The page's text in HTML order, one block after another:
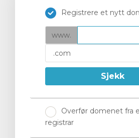
Registrere et nytt
www.
Sjekk
Overfør domenet fra
registrar